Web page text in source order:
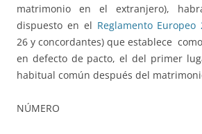
matrimonio en el extranjero),
dispuesto en el Reglamento Europeo
26 y concordantes) que establece
en defecto de pacto, el del primer
habitual común después del
NÚMERO